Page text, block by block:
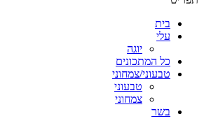
בית
עלי
יוגה
כל המתכונים
טבעוני/צמחוני
טבעוני
צמחוני
בשר